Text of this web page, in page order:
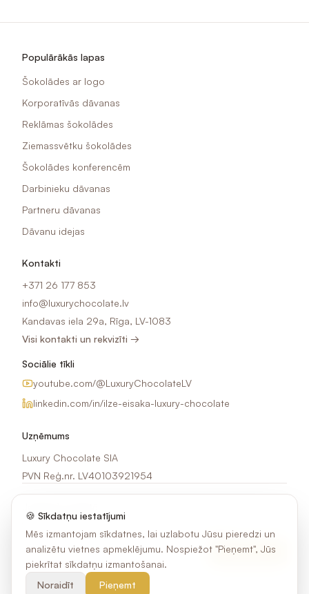
Populārākās lapas
Šokolādes ar logo
Korporatīvās dāvanas
Reklāmas šokolādes
Ziemassvētku šokolādes
Šokolādes konferencēm
Darbinieku dāvanas
Partneru dāvanas
Dāvanu idejas
Kontakti
+371 26 177 853
info@luxurychocolate.lv
Kandavas iela 29a, Rīga, LV-1083
Visi kontakti un rekvizīti →
Sociālie tīkli
youtube.com/@LuxuryChocolateLV
linkedin.com/in/ilze-eisaka-luxury-chocolate
Uzņēmums
Luxury Chocolate SIA
PVN Reģ.nr. LV40103921954
Saņem idejas, akcijas un jaunumus par šokolādes apdruku.
Pierakstīties
2026Luxury Chocolate SIA. Visas tiesības aizsargātas.
🍪 Sīkdatņu iestatījumi
Mēs izmantojam sīkdatnes, lai uzlabotu Jūsu pieredzi un
analizētu vietnes apmeklējumu. Nospiežot "Pieņemt", Jūs
piekrītat sīkdatņu izmantošanai.
Noraidīt
Pieņemt